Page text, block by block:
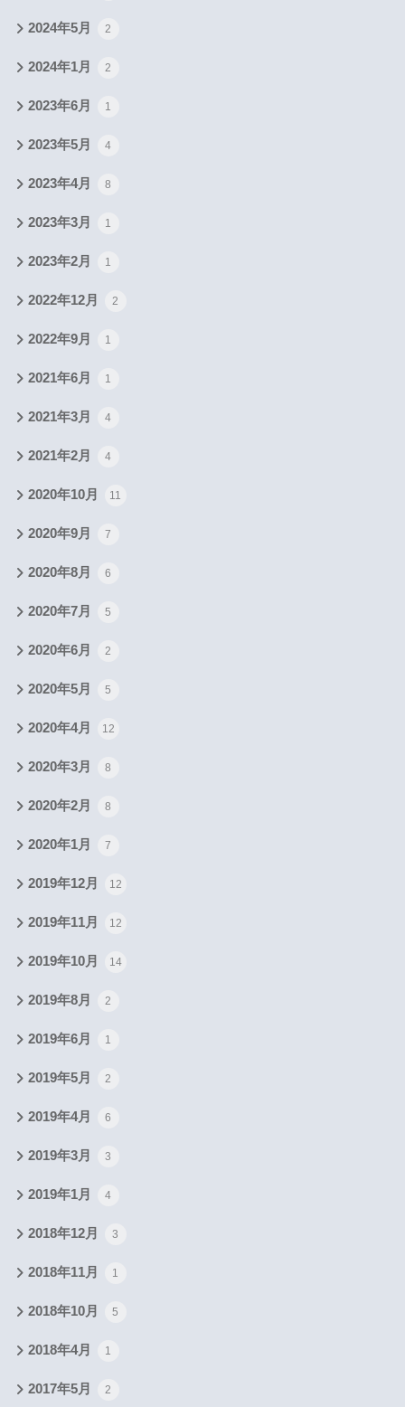
2024年5月 2
2024年1月 2
2023年6月 1
2023年5月 4
2023年4月 8
2023年3月 1
2023年2月 1
2022年12月 2
2022年9月 1
2021年6月 1
2021年3月 4
2021年2月 4
2020年10月 11
2020年9月 7
2020年8月 6
2020年7月 5
2020年6月 2
2020年5月 5
2020年4月 12
2020年3月 8
2020年2月 8
2020年1月 7
2019年12月 12
2019年11月 12
2019年10月 14
2019年8月 2
2019年6月 1
2019年5月 2
2019年4月 6
2019年3月 3
2019年1月 4
2018年12月 3
2018年11月 1
2018年10月 5
2018年4月 1
2017年5月 2